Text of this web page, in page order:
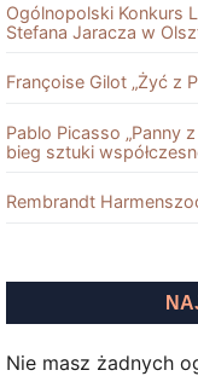
Ogólnopolski Konkurs
Stefana Jaracza w
Françoise Gilot „Żyć z
Pablo Picasso „Panny
bieg sztuki
Rembrandt
Nie masz żadnych